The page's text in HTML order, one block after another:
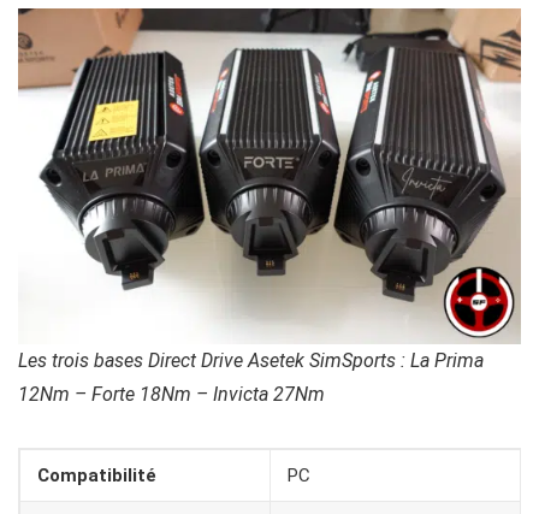
Les trois bases Direct Drive Asetek SimSports : La Prima
12Nm – Forte 18Nm – Invicta 27Nm
Compatibilité PC